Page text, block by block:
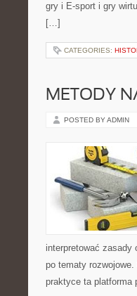
gry i E-sport i gry
[…]
CATEGORIES:
METODY
POSTED BY ADMIN
interpretować zasady
po tematy
praktyce ta platforma